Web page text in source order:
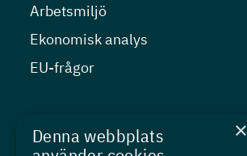
Arbetsmiljö
Ekonomisk analys
EU-frågor
Kurser
×
Denna webbplats